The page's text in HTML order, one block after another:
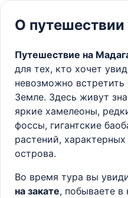
О путешествии
Путешествие на
для тех, кто хочет
невозможно встретить
Земле. Здесь живут
яркие хамелеоны,
фоссы, гигантские
растений,
острова.
Во время тура вы
на закате, побываете в